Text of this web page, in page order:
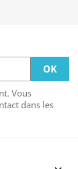
Vous
dans les